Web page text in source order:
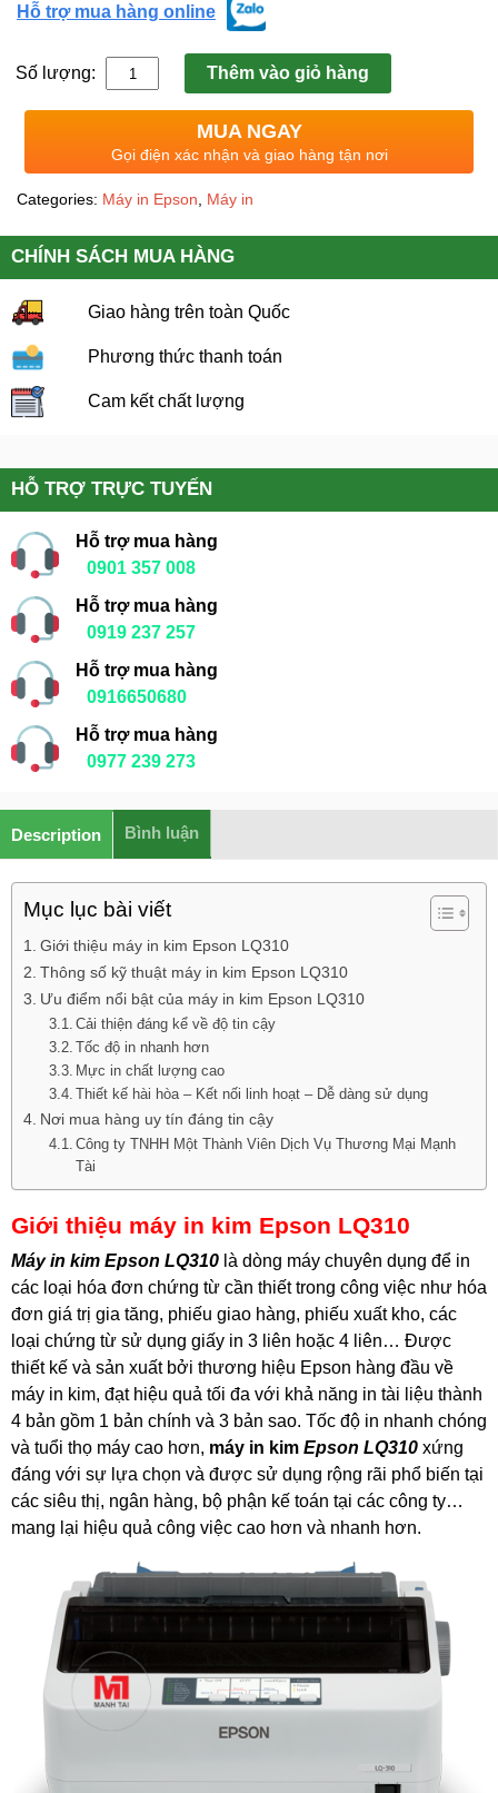
Hỗ trợ mua hàng online
Số lượng: Thêm vào giỏ hàng
MUA NGAY
Gọi điện xác nhận và giao hàng tận nơi
Categories: Máy in Epson Máy in
CHÍNH SÁCH MUA HÀNG
Giao hàng trên toàn Quốc
Phương thức thanh toán
Cam kết chất lượng
HỖ TRỢ TRỰC TUYẾN
Hỗ trợ mua hàng
0901 357 008
Hỗ trợ mua hàng
0919 237 257
Hỗ trợ mua hàng
0916650680
Hỗ trợ mua hàng
0977 239 273
Description Bình luận
Mục lục bài viết
Giới thiệu máy in kim Epson LQ310
Thông số kỹ thuật máy in kim Epson LQ310
Ưu điểm nổi bật của máy in kim Epson LQ310
Cải thiện đáng kể về độ tin cậy
Tốc độ in nhanh hơn
Mực in chất lượng cao
Thiết kế hài hòa – Kết nối linh hoạt – Dễ dàng sử dụng
Nơi mua hàng uy tín đáng tin cậy
Công ty TNHH Một Thành Viên Dịch Vụ Thương Mại Mạnh
Tài
Giới thiệu máy in kim Epson LQ310
Máy in kim Epson LQ310 là dòng máy chuyên dụng để in
các loại hóa đơn chứng từ cần thiết trong công việc như hóa
đơn giá trị gia tăng, phiếu giao hàng, phiếu xuất kho, các
loại chứng từ sử dụng giấy in 3 liên hoặc 4 liên… Được
thiết kế và sản xuất bởi thương hiệu Epson hàng đầu về
máy in kim, đạt hiệu quả tối đa với khả năng in tài liệu thành
4 bản gồm 1 bản chính và 3 bản sao. Tốc độ in nhanh chóng
và tuổi thọ máy cao hơn, máy in kim Epson LQ310 xứng
đáng với sự lựa chọn và được sử dụng rộng rãi phổ biến tại
các siêu thị, ngân hàng, bộ phận kế toán tại các công ty…
mang lại hiệu quả công việc cao hơn và nhanh hơn.